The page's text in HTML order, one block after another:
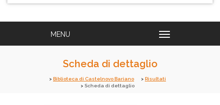
Scheda di dettaglio
Biblioteca di Castelnovo Bariano
Risultati
Scheda di dettaglio